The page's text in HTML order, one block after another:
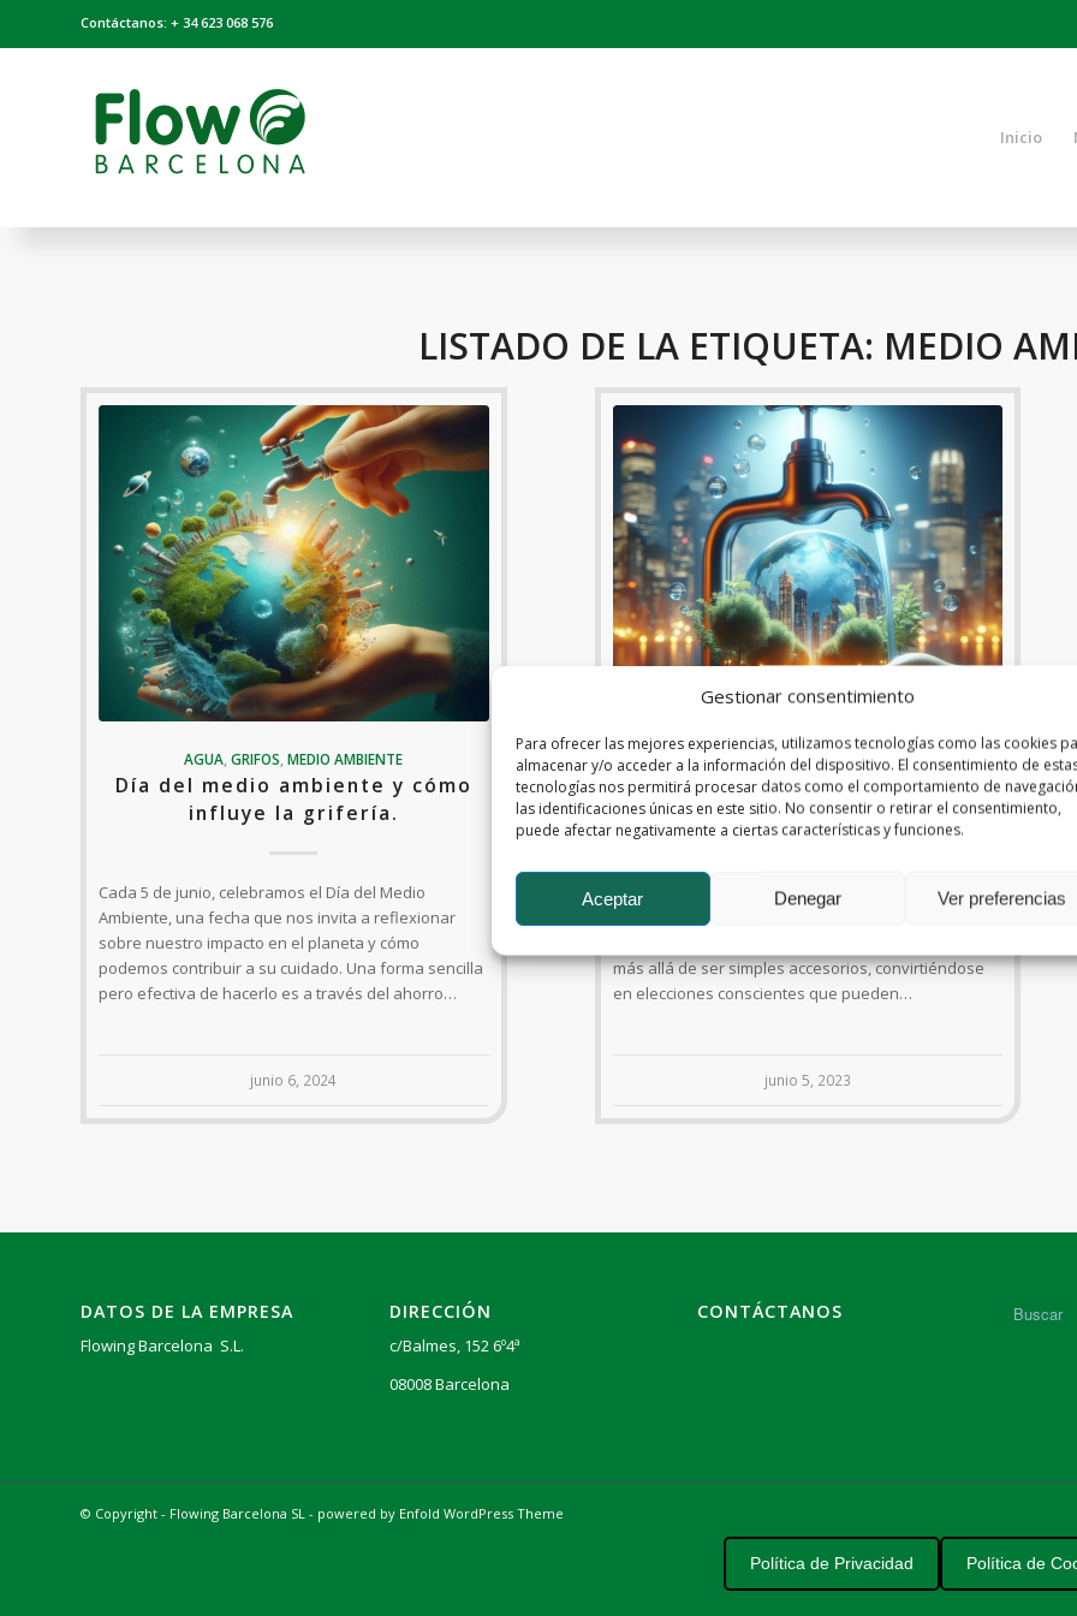
Gestionar consentimiento
Para ofrecer las mejores experiencias, utilizamos tecnologías como las cookies
almacenar y/o acceder a la información del dispositivo. El consentimiento de
tecnologías nos permitirá procesar datos como el comportamiento de
las identificaciones únicas en este sitio. No consentir o retirar el consentimiento,
puede afectar negativamente a ciertas características y funciones.
Aceptar Denegar Ver preferencias
Contáctanos: + 34 623 068 576
Inicio
LISTADO DE LA ETIQUETA: MEDIO
AGUA ,GRIFOS ,MEDIO AMBIENTE
Día del medio ambiente y cómo
influye la grifería.
Cada 5 de junio, celebramos el Día del Medio
Ambiente, una fecha que nos invita a reflexionar
sobre nuestro impacto en el planeta y cómo
podemos contribuir a su cuidado. Una forma sencilla
pero efectiva de hacerlo es a través del ahorro…
junio 6, 2024
AGUA,SOSTENIBILIDAD
Como los grifos transforman tu
vida y cuidan del planeta
En este artículo, nos sumergiremos en el mundo de
la grifería, y saber por qué los grifos cuidan el
más allá de ser simples accesorios, convirtiéndose
en elecciones conscientes que pueden…
junio 5, 2023
DATOS DE LA EMPRESA
Flowing Barcelona S.L.
DIRECCIÓN
c/Balmes, 152 6º4ª
08008 Barcelona
CONTÁCTANOS
© Copyright - Flowing Barcelona SL - powered by Enfold WordPress Theme
Política de Privacidad Política de